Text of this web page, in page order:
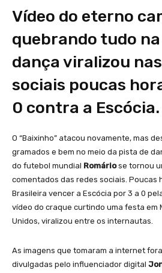
Vídeo do eterno
quebrando tudo
dança viralizou
sociais poucas
0 contra a Escócia.
O “Baixinho” atacou novamente, mas
gramados e bem no meio da pista de
do futebol mundial Romáriose tornou
comentados das redes sociais. Poucas
Brasileira vencer a Escócia por 3 a 0
vídeo do craque curtindo uma festa em
Unidos, viralizou entre os internautas.
As imagens que tomaram a internet
divulgadas pelo influenciador digital